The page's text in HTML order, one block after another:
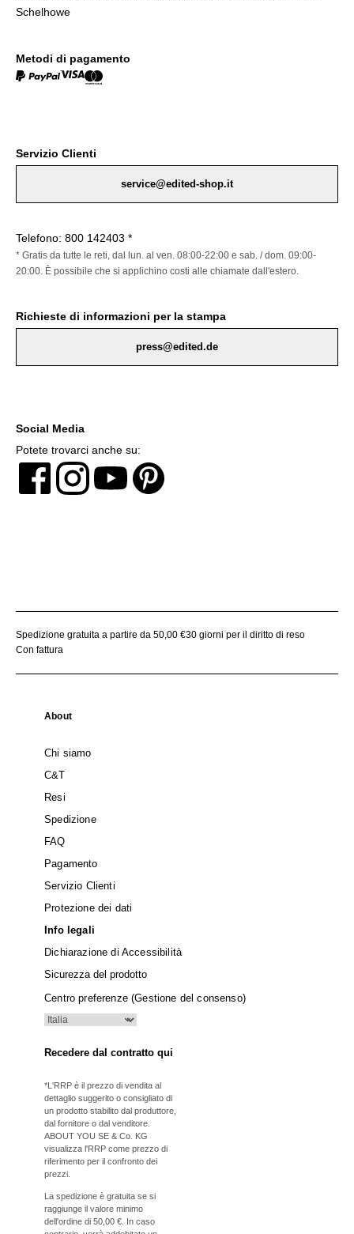
Schelhowe
Metodi di pagamento
Servizio Clienti
service@edited-shop.it
Telefono: 800 142403 *
* Gratis da tutte le reti, dal lun. al ven. 08:00-22:00 e sab. / dom. 09:00-
20:00. È possibile che si applichino costi alle chiamate dall'estero.
Richieste di informazioni per la stampa
press@edited.de
Social Media
Potete trovarci anche su:
Spedizione gratuita a partire da 50,00 €30 giorni per il diritto di reso
Con fattura
About
Chi siamo
C&T
Resi
Spedizione
FAQ
Pagamento
Servizio Clienti
Protezione dei dati
Info legali
Dichiarazione di Accessibilità
Sicurezza del prodotto
Centro preferenze (Gestione del consenso)
Recedere dal contratto qui
*L'RRP è il prezzo di vendita al
dettaglio suggerito o consigliato di
un prodotto stabilito dal produttore,
dal fornitore o dal venditore.
ABOUT YOU SE & Co. KG
visualizza l'RRP come prezzo di
riferimento per il confronto dei
prezzi.
La spedizione è gratuita se si
raggiunge il valore minimo
dell'ordine di 50,00 €. In caso